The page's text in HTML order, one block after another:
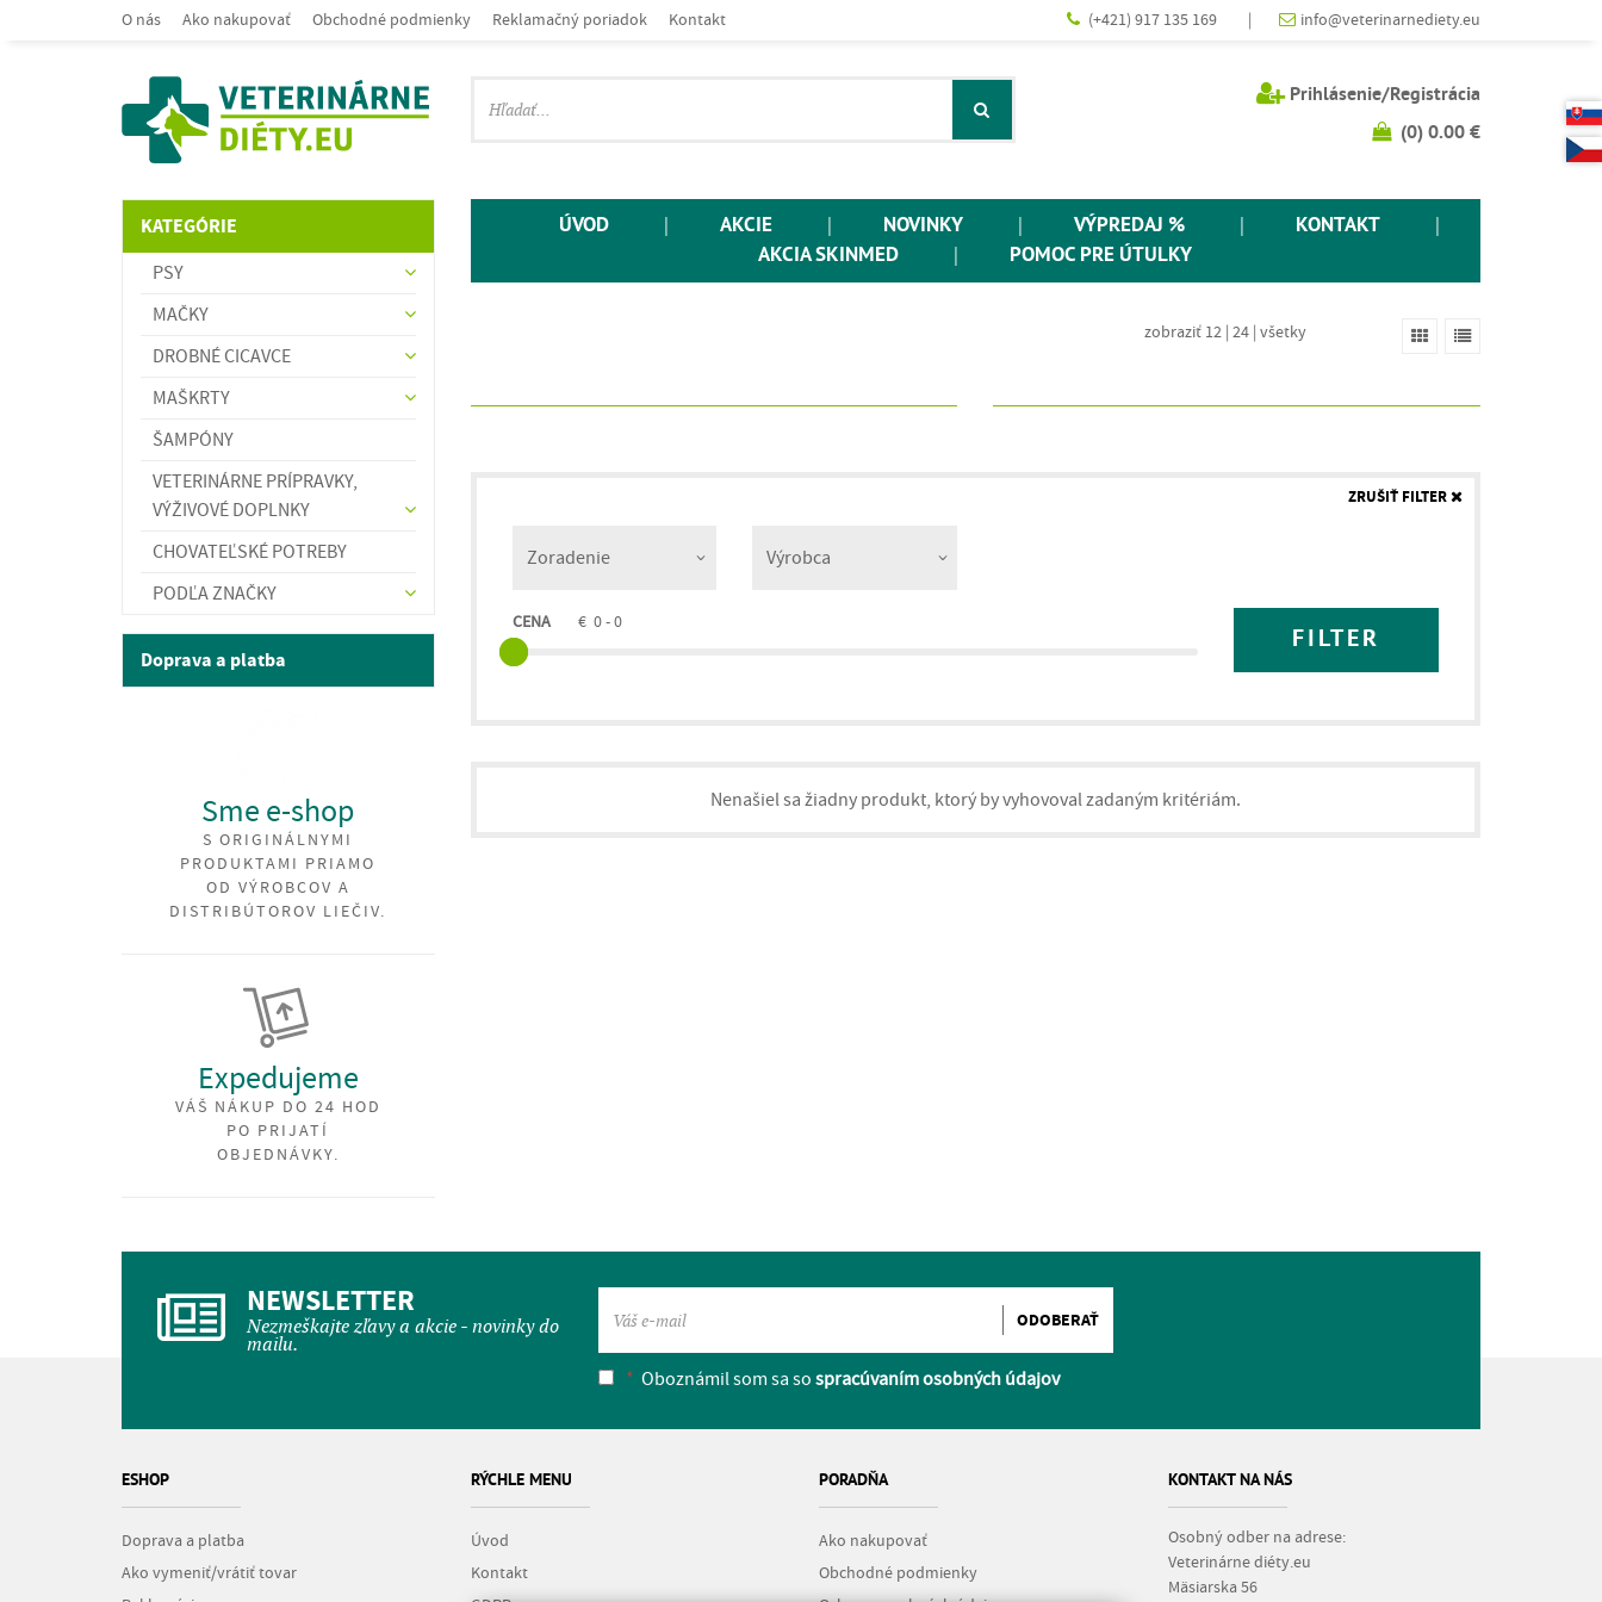
(+421) 917 135 169 | info@veterinarnediety.eu
O nás Ako nakupovať Obchodné podmienky Reklamačný poriadok Kontakt
Prihlásenie/Registrácia
(0) 0.00 €
KATEGÓRIE
PSY
MAČKY
DROBNÉ CICAVCE
MAŠKRTY
ŠAMPÓNY
VETERINÁRNE PRÍPRAVKY,
VÝŽIVOVÉ DOPLNKY
CHOVATEĽSKÉ POTREBY
PODĽA ZNAČKY
Doprava a platba
Sme e-shop
S ORIGINÁLNYMI
PRODUKTAMI PRIAMO
OD VÝROBCOV A
DISTRIBÚTOROV LIEČIV.
Expedujeme
VÁŠ NÁKUP DO 24 HOD
PO PRIJATÍ
OBJEDNÁVKY.
ÚVOD AKCIE NOVINKY VÝPREDAJ % KONTAKT
AKCIA SKINMED POMOC PRE ÚTULKY
zobraziť 12| 24| všetky
CENA € 0 - 0
FILTER
ZRUŠIŤ FILTER
Nenašiel sa žiadny produkt, ktorý by vyhovoval zadaným kritériám.
NEWSLETTER
Nezmeškajte zľavy a akcie - novinky do
mailu.
ODOBERAŤ
* Oboznámil som sa so spracúvaním osobných údajov
ESHOP
Doprava a platba
Ako vymeniť/vrátiť tovar
RÝCHLE MENU
Úvod
Kontakt
PORADŇA
Ako nakupovať
Obchodné podmienky
KONTAKT NA NÁS
Osobný odber na adrese:
Veterinárne diéty.eu
Mäsiarska 56